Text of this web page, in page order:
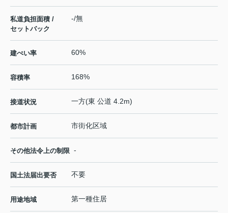
私道負担面積 /
セットバック
-/無
建ぺい率 60%
容積率 168%
接道状況 一方(東 公道 4.2m)
都市計画 市街化区域
その他法令上の制限 -
国土法届出要否 不要
用途地域 第一種住居